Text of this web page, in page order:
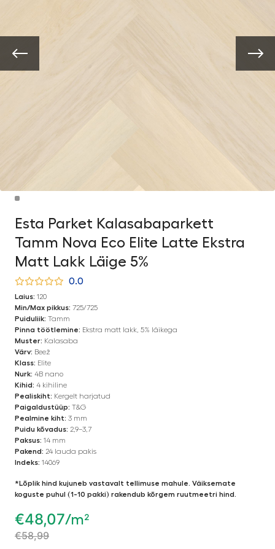
Esta Parket Kalasabaparkett
Tamm Nova Eco Elite Latte Ekstra
Matt Lakk Läige 5%
0.0
Laius: 120
Min/Max pikkus: 725/725
Puiduliik: Tamm
Pinna töötlemine: Ekstra matt lakk, 5% läikega
Muster: Kalasaba
Värv: Beež
Klass: Elite
Nurk: 4B nano
Kihid: 4 kihiline
Pealiskiht: Kergelt harjatud
Paigaldustüüp: T&G
Pealmine kiht: 3 mm
Puidu kõvadus: 2,9–3,7
Paksus: 14 mm
Pakend: 24 lauda pakis
Indeks: 14069
*Lõplik hind kujuneb vastavalt tellimuse mahule. Väiksemate
koguste puhul (1-10 pakki) rakendub kõrgem ruutmeetri hind.
€48,07/m²
€58,99